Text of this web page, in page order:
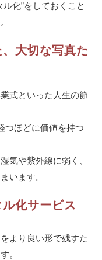
化”をしておくこと
大切な写真た
式といった人生の節
つほどに価値を持つ
気や紫外線に弱く、
います。
化サービス
より良い形で残すた
。